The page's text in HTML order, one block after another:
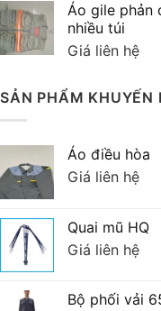
Áo gile phản
nhiều túi
Giá liên hệ
SẢN PHẨM KHUYẾN
Áo điều hòa
Giá liên hệ
Quai mũ HQ
Giá liên hệ
Bộ phối vải